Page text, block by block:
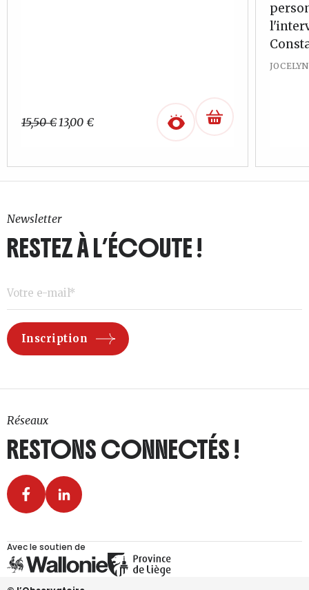
15,50€ Le
était :
13,00 €Le
est :
Newsletter
RESTEZ À L’ÉCOUTE !
Réseaux
RESTONS CONNECTÉS !
Avec le soutien de